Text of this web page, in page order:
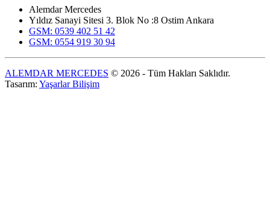
Alemdar Mercedes
Yıldız Sanayi Sitesi 3. Blok No :8 Ostim Ankara
GSM: 0539 402 51 42
GSM: 0554 919 30 94
ALEMDAR MERCEDES © 2026 - Tüm Hakları Saklıdır.
Tasarım: Yaşarlar Bilişim